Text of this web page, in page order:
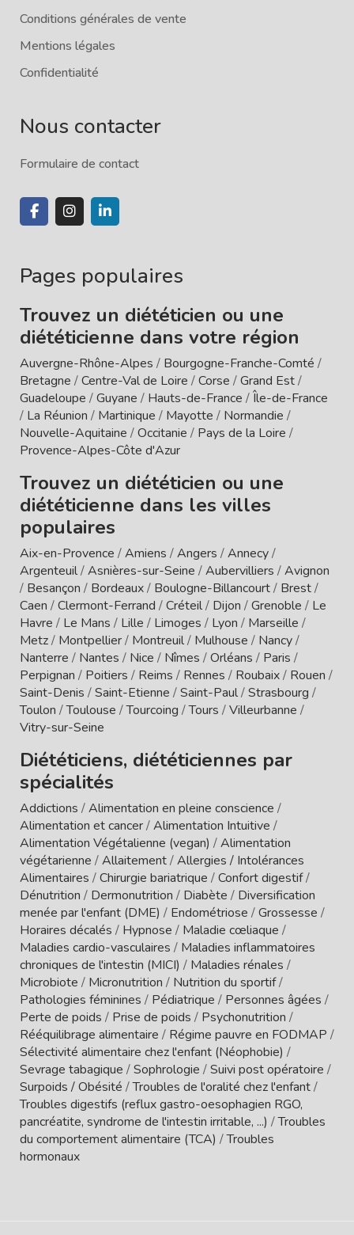
Conditions générales de vente
Mentions légales
Confidentialité
Nous contacter
Formulaire de contact
Pages populaires
Trouvez un diététicien ou une
diététicienne dans votre région
Auvergne-Rhône-Alpes / Bourgogne-Franche-Comté /
Bretagne /Centre-Val de Loire /Corse /Grand Est/
Guadeloupe /Guyane / Hauts-de-France /Île-de-France
/ La Réunion / Martinique / Mayotte / Normandie /
Nouvelle-Aquitaine /Occitanie / Pays de la Loire /
Provence-Alpes-Côte d'Azur
Trouvez un diététicien ou une
diététicienne dans les villes
populaires
Aix-en-Provence /Amiens /Angers /Annecy/
Argenteuil/Asnières-sur-Seine /Aubervilliers /Avignon
/ Besançon / Bordeaux/ Boulogne-Billancourt/ Brest/
Caen /Clermont-Ferrand /Créteil/ Dijon /Grenoble / Le
Havre / Le Mans / Lille / Limoges / Lyon / Marseille /
Metz/ Montpellier/ Montreuil/ Mulhouse / Nancy/
Nanterre / Nantes / Nice / Nîmes /Orléans / Paris /
Perpignan / Poitiers / Reims / Rennes / Roubaix/ Rouen /
Saint-Denis /Saint-Etienne /Saint-Paul/Strasbourg /
Toulon /Toulouse /Tourcoing /Tours /Villeurbanne /
Vitry-sur-Seine
Diététiciens, diététiciennes par
spécialités
Addictions /Alimentation en pleine conscience /
Alimentation et cancer/Alimentation Intuitive /
Alimentation Végétalienne (vegan) /Alimentation
végétarienne /Allaitement/Allergies / Intolérances
Alimentaires /Chirurgie bariatrique /Confort digestif/
Dénutrition / Dermonutrition / Diabète / Diversification
menée par l'enfant (DME) / Endométriose /Grossesse /
Horaires décalés / Hypnose / Maladie cœliaque /
Maladies cardio-vasculaires / Maladies inflammatoires
chroniques de l'intestin (MICI) / Maladies rénales /
Microbiote / Micronutrition / Nutrition du sportif/
Pathologies féminines / Pédiatrique / Personnes âgées /
Perte de poids / Prise de poids / Psychonutrition /
Rééquilibrage alimentaire / Régime pauvre en FODMAP /
Sélectivité alimentaire chez l'enfant (Néophobie) /
Sevrage tabagique /Sophrologie /Suivi post opératoire /
Surpoids / Obésité /Troubles de l'oralité chez l'enfant/
Troubles digestifs (reflux gastro-oesophagien RGO,
pancréatite, syndrome de l'intestin irritable, ...) /Troubles
du comportement alimentaire (TCA) /Troubles
hormonaux